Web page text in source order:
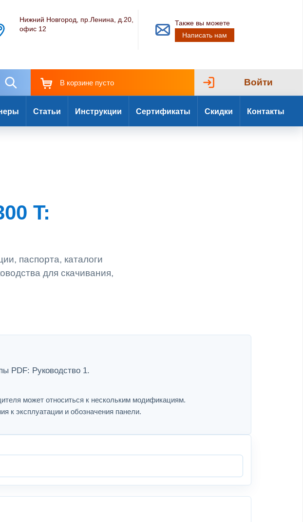
Нижний Новгород, пр.Ленина, д.20,
офис 12
Также вы можете
Написать нам
В корзине пусто Войти
Статьи Инструкции Сертификаты Скидки Контакты
T:
паспорта, каталоги
для скачивания,
PDF: Руководство 1.
может относиться к нескольким модификациям.
к эксплуатации и обозначения панели.